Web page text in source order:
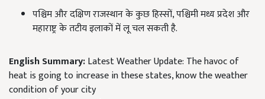
पश्चिम और दक्षिण राजस्थान के कुछ हिस्सों,पश्चिमी मध्य प्रदेश और
महाराष्ट्र के तटीय इलाकों में लू चल सकती है.
English Summary:Latest Weather Update: The havoc of
heat is going to increase in these states, know the weather
condition of your city